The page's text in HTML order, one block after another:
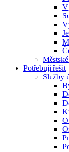
Potřebuji řešit
Služby